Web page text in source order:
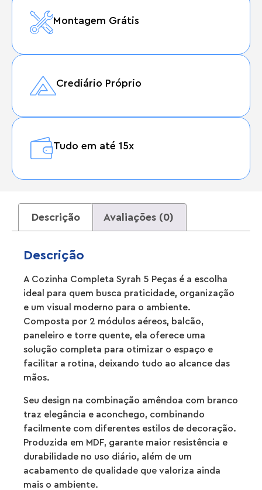
Montagem Grátis
Crediário Próprio
Tudo em até 15x
Descrição Avaliações (0)
Descrição
A Cozinha Completa Syrah 5 Peças é a escolha
ideal para quem busca praticidade, organização
e um visual moderno para o ambiente.
Composta por 2 módulos aéreos, balcão,
paneleiro e torre quente, ela oferece uma
solução completa para otimizar o espaço e
facilitar a rotina, deixando tudo ao alcance das
mãos.
Seu design na combinação amêndoa com branco
traz elegância e aconchego, combinando
facilmente com diferentes estilos de decoração.
Produzida em MDF, garante maior resistência e
durabilidade no uso diário, além de um
acabamento de qualidade que valoriza ainda
mais o ambiente.